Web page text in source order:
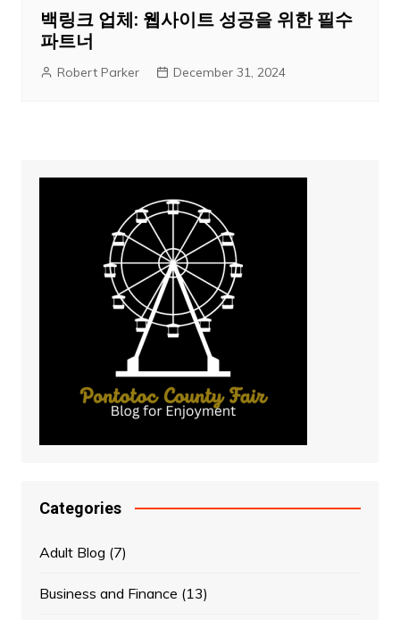
백링크 업체: 웹사이트 성공을 위한 필수
파트너
Robert Parker December 31, 2024
Categories
Adult Blog (7)
Business and Finance (13)